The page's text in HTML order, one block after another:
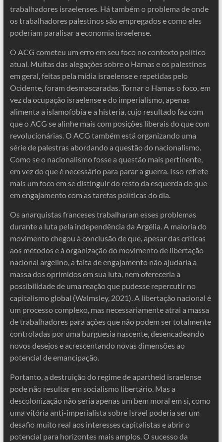
trabalhadores israelenses. Há também o problema de onde
os trabalhadores palestinos são empregados e como eles
poderiam paralisar a economia israelense.
O ACG cometeu um erro em seu foco no contexto político
atual. Muitas das alegações sobre o Hamas e os palestinos
em geral, feitas pela mídia israelense e repetidas pelo
Ocidente, foram desmascaradas. Tornar o Hamas o foco, em
vez da ocupação israelense e do imperialismo, apenas
alimenta a islamofobia e a histeria, cujo resultado faz com
que o ACG se alinhe mais com posições liberais do que com
revolucionárias. O ACG também está organizando uma
série de palestras abordando a questão do nacionalismo.
Como se o nacionalismo fosse a questão mais pertinente,
em vez do que é necessário para parar a guerra. Isso reflete
mais um foco em se distinguir do resto da esquerda do que
em engajamento com as tarefas políticas do dia.
Os anarquistas franceses trabalharam esses problemas
durante a luta pela independência da Argélia. A maioria do
movimento chegou à conclusão de que, apesar das críticas
aos métodos e à organização do movimento de libertação
nacional argelino, a falta de engajamento não ajudaria a
massa dos oprimidos em sua luta, nem ofereceria a
possibilidade de uma reação que pudesse repercutir no
capitalismo global (Walmsley, 2021). A libertação nacional é
um processo complexo, mas necessariamente atrai a massa
de trabalhadores para ações que não podem ser totalmente
controladas por uma burguesia nascente, desencadeando
novos desejos e acrescentando novas dimensões ao
potencial de emancipação.
Portanto, a destruição do regime de apartheid israelense
pode não resultar em socialismo libertário. Mas a
descolonização não seria apenas um bem moral em si, como
uma vitória anti-imperialista sobre Israel poderia ser um
desafio muito real aos interesses capitalistas e abrir o
potencial para horizontes mais amplos. O sucesso da